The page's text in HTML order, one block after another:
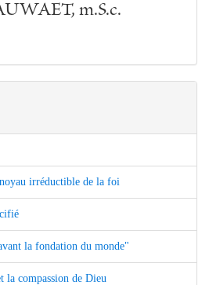
m.S.c.
irréductible de la foi
la fondation du monde"
la compassion de Dieu